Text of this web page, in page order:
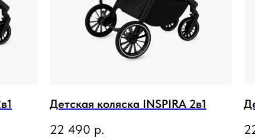
Детская коляска INSPIRA 2в1
22 490 р.